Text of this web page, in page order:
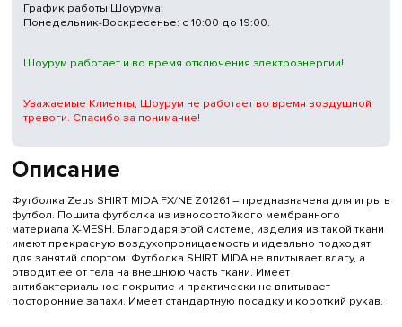
Описание
Футболка Zeus SHIRT MIDA FX/NE Z01261 – предназначена для игры в
футбол. Пошита футболка из износостойкого мембранного
материала X-MESH. Благодаря этой системе, изделия из такой ткани
имеют прекрасную воздухопроницаемость и идеально подходят
для занятий спортом. Футболка SHIRT MIDA не впитывает влагу, а
отводит ее от тела на внешнюю часть ткани. Имеет
антибактериальное покрытие и практически не впитывает
посторонние запахи. Имеет стандартную посадку и короткий рукав.
График работы Шоурума:
Понедельник-Воскресенье: с 10:00 до 19:00.
Шоурум работает и во время отключения электроэнергии!
Уважаемые Клиенты, Шоурум не работает во время воздушной
тревоги. Спасибо за понимание!